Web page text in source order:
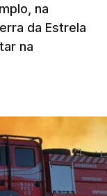
na
da Estrela
na